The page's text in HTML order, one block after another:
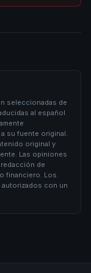
seleccionadas de
al español
su fuente original.
original y
Las opiniones
de
financiero. Los
con un